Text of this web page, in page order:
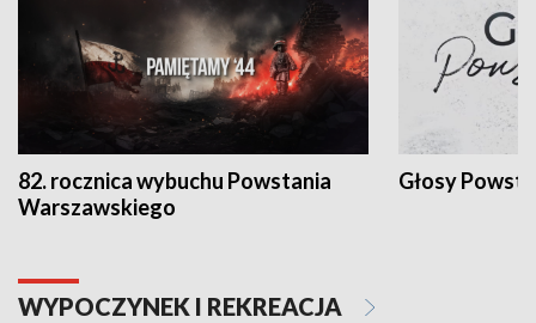
82. rocznica wybuchu Powstania
Warszawskiego
Głosy
WYPOCZYNEK I REKREACJA